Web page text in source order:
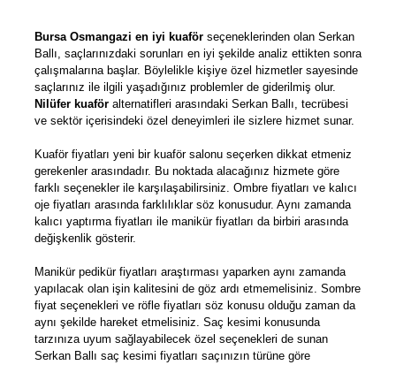
Bursa Osmangazi en iyi kuaför seçeneklerinden olan Serkan
Ballı, saçlarınızdaki sorunları en iyi şekilde analiz ettikten sonra
çalışmalarına başlar. Böylelikle kişiye özel hizmetler sayesinde
saçlarınız ile ilgili yaşadığınız problemler de giderilmiş olur.
Nilüfer kuaför alternatifleri arasındaki Serkan Ballı, tecrübesi
ve sektör içerisindeki özel deneyimleri ile sizlere hizmet sunar.
Kuaför fiyatları yeni bir kuaför salonu seçerken dikkat etmeniz
gerekenler arasındadır. Bu noktada alacağınız hizmete göre
farklı seçenekler ile karşılaşabilirsiniz. Ombre fiyatları ve kalıcı
oje fiyatları arasında farklılıklar söz konusudur. Aynı zamanda
kalıcı yaptırma fiyatları ile manikür fiyatları da birbiri arasında
değişkenlik gösterir.
Manikür pedikür fiyatları araştırması yaparken aynı zamanda
yapılacak olan işin kalitesini de göz ardı etmemelisiniz. Sombre
fiyat seçenekleri ve röfle fiyatları söz konusu olduğu zaman da
aynı şekilde hareket etmelisiniz. Saç kesimi konusunda
tarzınıza uyum sağlayabilecek özel seçenekleri de sunan
Serkan Ballı saç kesimi fiyatları saçınızın türüne göre